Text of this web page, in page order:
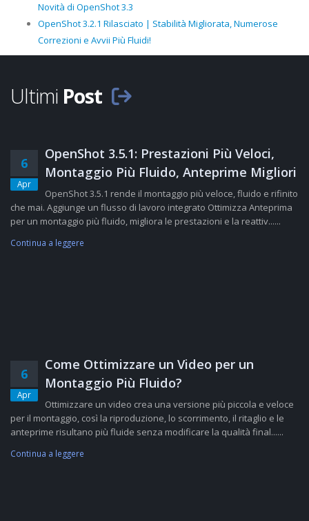
Novità di OpenShot 3.3
OpenShot 3.2.1 Rilasciato | Stabilità Migliorata, Numerose
Correzioni e Avvii Più Fluidi!
Ultimi Post
6
Apr
OpenShot 3.5.1: Prestazioni Più Veloci,
Montaggio Più Fluido, Anteprime Migliori
OpenShot 3.5.1 rende il montaggio più veloce, fluido e rifinito
che mai. Aggiunge un flusso di lavoro integrato Ottimizza Anteprima
per un montaggio più fluido, migliora le prestazioni e la reattiv......
Continua a leggere
6
Apr
Come Ottimizzare un Video per un
Montaggio Più Fluido?
Ottimizzare un video crea una versione più piccola e veloce
per il montaggio, così la riproduzione, lo scorrimento, il ritaglio e le
anteprime risultano più fluide senza modificare la qualità final......
Continua a leggere